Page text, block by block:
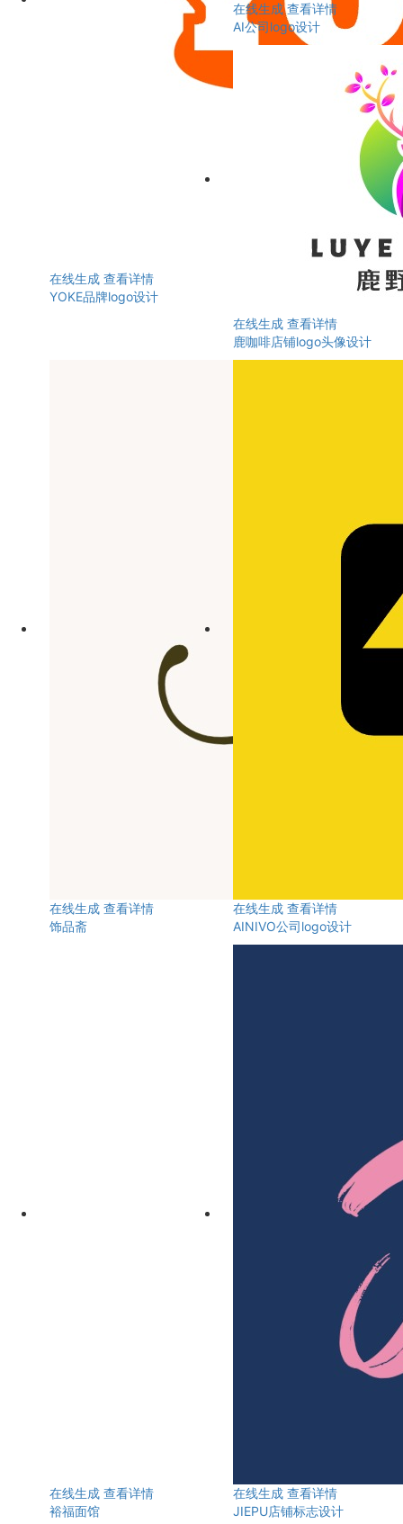
在线生成 查看详情
YOKE品牌logo设计
在线生成 查看详情
AI公司logo设计
在线生成 查看详情
鹿咖啡店铺logo头像设计
在线生成 查看详情
饰品斋
在线生成 查看详情
AINIVO公司logo设计
在线生成 查看详情
裕福面馆
在线生成 查看详情
JIEPU店铺标志设计